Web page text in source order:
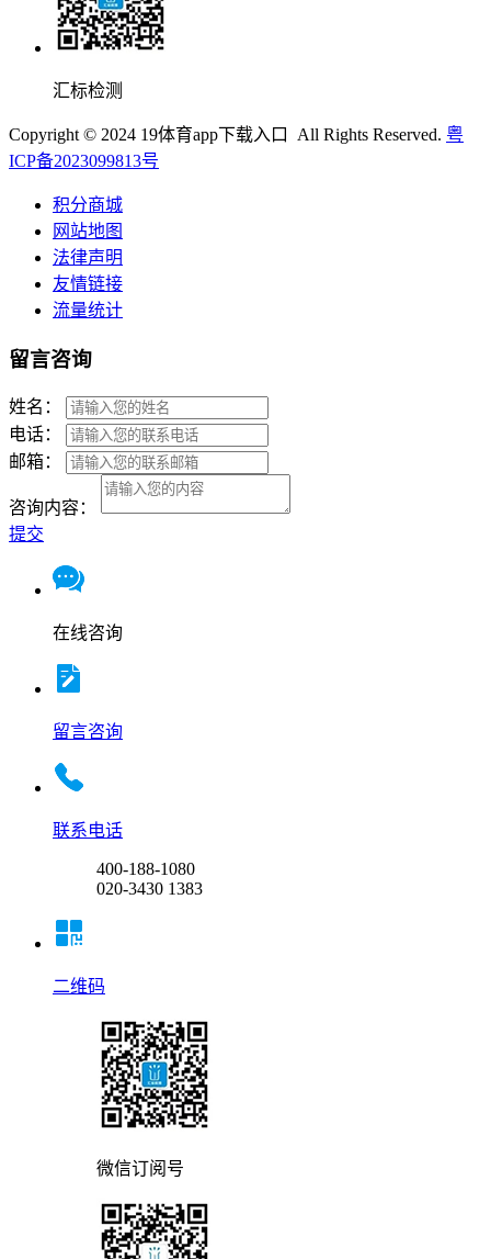
汇标检测
Copyright © 2024 19体育app下载入口 All Rights Reserved. 粤
ICP备2023099813号
积分商城
网站地图
法律声明
友情链接
流量统计
留言咨询
姓名：
电话：
邮箱：
咨询内容：
提交
在线咨询
留言咨询
联系电话
400-188-1080
020-3430 1383
二维码
微信订阅号